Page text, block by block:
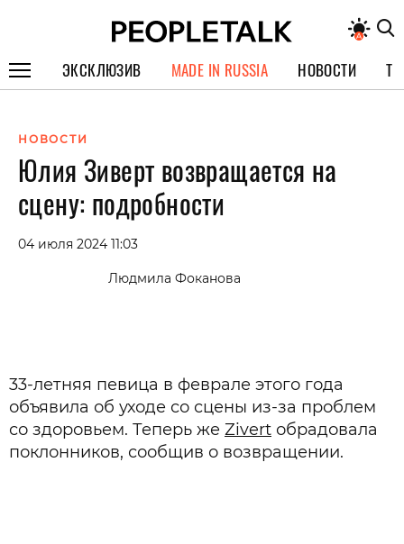
ЭКСКЛЮЗИВ
СПЕЦПРОЕКТЫ
ИНТЕРВЬЮ
ПОКОЛЕНИЕ
MADE IN RUSSIA НОВОСТИ
НОВОСТИ
Юлия Зиверт возвращается на
сцену: подробности
04 июля 2024 11:03
Людмила Фоканова
33-летняя певица в феврале этого года
объявила об уходе со сцены из-за проблем
со здоровьем. Теперь же Zivert обрадовала
поклонников, сообщив о возвращении.